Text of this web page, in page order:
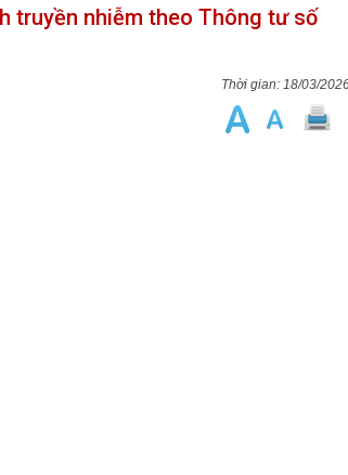
truyền nhiễm theo Thông tư số
18/03/